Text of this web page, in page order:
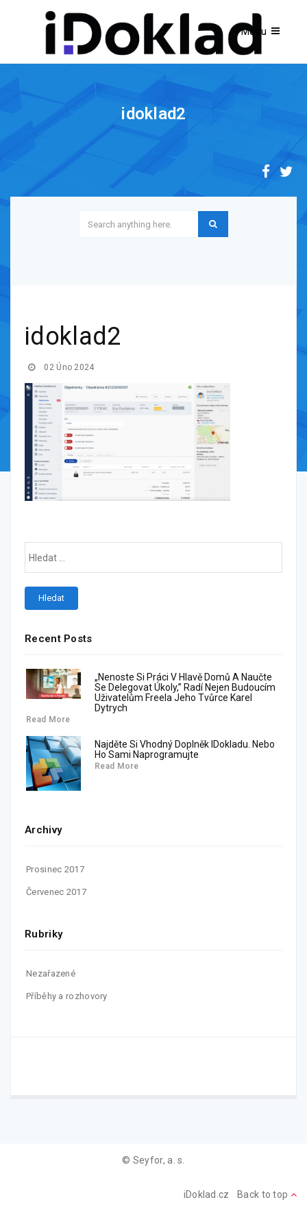
idoklad2
idoklad2
02 Úno 2024
Recent Posts
„Nenoste Si Práci V Hlavě Domů A Naučte
Se Delegovat Úkoly,” Radí Nejen Budoucím
Uživatelům Freela Jeho Tvůrce Karel
Dytrych
Read More
Najděte Si Vhodný Doplněk IDokladu. Nebo
Ho Sami Naprogramujte
Read More
Archivy
Prosinec 2017
Červenec 2017
Rubriky
Nezařazené
Příběhy a rozhovory
© Seyfor, a. s.
iDoklad.cz Back to top